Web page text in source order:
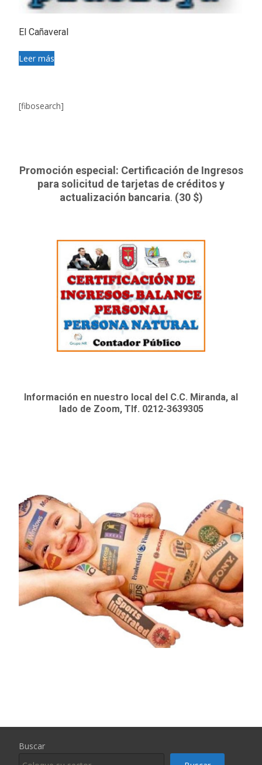
El Cañaveral
Leer más
[fibosearch]
Promoción especial: Certificación de Ingresos
para solicitud de tarjetas de créditos y
actualización bancaria. (30 $)
Información en nuestro local del C.C. Miranda, al
lado de Zoom, Tlf. 0212-3639305
Buscar